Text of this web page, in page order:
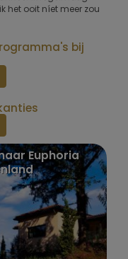
het ooit níet meer zou
bij
reis naar India